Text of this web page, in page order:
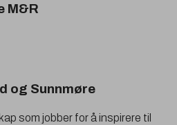
M&R
og Sunnmøre
som jobber for å inspirere til